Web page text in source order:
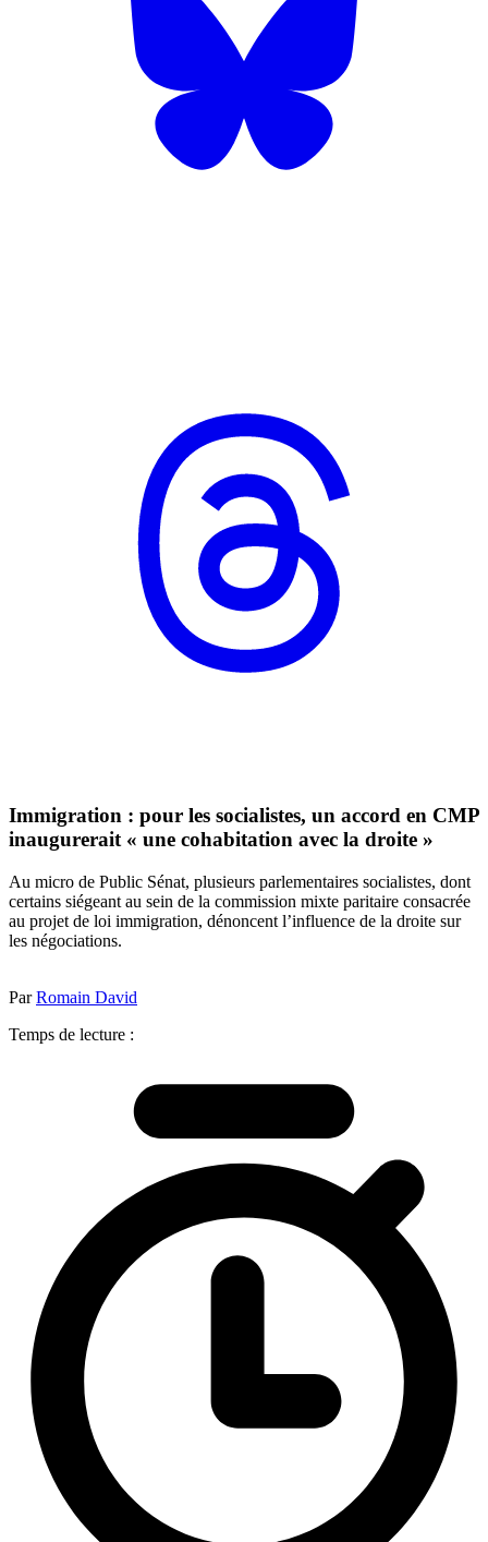
Immigration : pour les socialistes, un accord en CMP
inaugurerait « une cohabitation avec la droite »
Au micro de Public Sénat, plusieurs parlementaires socialistes, dont
certains siégeant au sein de la commission mixte paritaire consacrée
au projet de loi immigration, dénoncent l’influence de la droite sur
les négociations.
ParRomain David
Temps de lecture :